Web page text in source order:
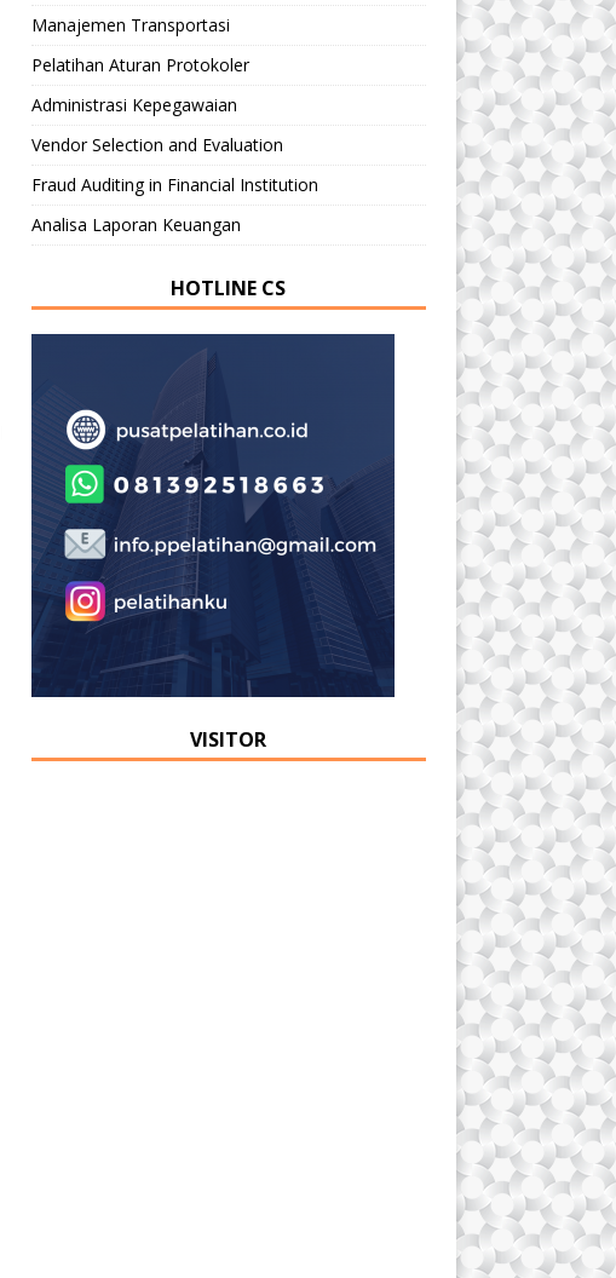
Manajemen Transportasi
Pelatihan Aturan Protokoler
Administrasi Kepegawaian
Vendor Selection and Evaluation
Fraud Auditing in Financial Institution
Analisa Laporan Keuangan
HOTLINE CS
VISITOR